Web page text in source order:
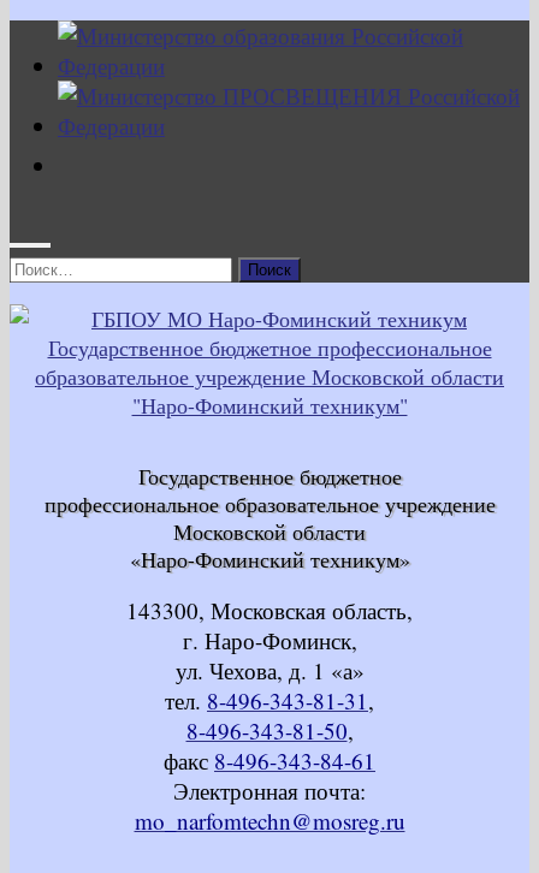
Найти:
Государственное бюджетное
профессиональное образовательное учреждение
Московской области
«Наро-Фоминский техникум»
143300, Московская область,
г. Наро-Фоминск,
ул. Чехова, д. 1 «а»
тел. 8-496-343-81-31,
8-496-343-81-50,
факс 8-496-343-84-61
Электронная почта:
mo_narfomtechn@mosreg.ru